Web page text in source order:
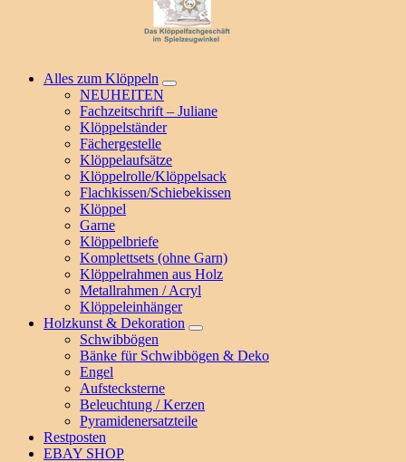
Alles zum Klöppeln
NEUHEITEN
Fachzeitschrift – Juliane
Klöppelständer
Fächergestelle
Klöppelaufsätze
Klöppelrolle/Klöppelsack
Flachkissen/Schiebekissen
Klöppel
Garne
Klöppelbriefe
Komplettsets (ohne Garn)
Klöppelrahmen aus Holz
Metallrahmen / Acryl
Klöppeleinhänger
Holzkunst & Dekoration
Schwibbögen
Bänke für Schwibbögen & Deko
Engel
Aufstecksterne
Beleuchtung / Kerzen
Pyramidenersatzteile
Restposten
EBAY SHOP